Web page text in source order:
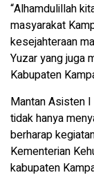
“Alhamdulillah
masyarakat
kesejahteraan
Yuzar yang juga
Kabupaten
Mantan Asisten
tidak hanya
berharap
Kementerian
kabupaten